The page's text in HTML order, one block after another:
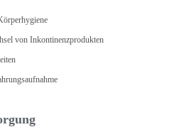
von Inkontinenzprodukten